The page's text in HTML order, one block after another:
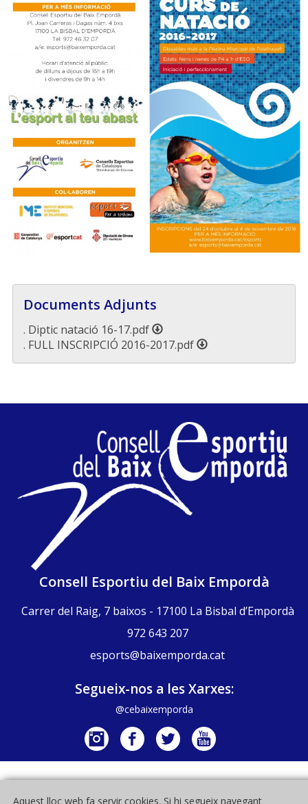
Documents Adjunts
. Diptic natació 16-17.pdf
. FULL INSCRIPCIÓ 2016-2017.pdf
Consell Esportiu del Baix Empordà
Carrer del Raig, 7 baixos - 17100 La Bisbal d’Empordà
972 643 207
esports@baixemporda.cat
Segueix-nos a les Xarxes:
@cebaixemporda
© 2021 Consell Esportiu del Baix Empordà - Tots els drets reservats
Aquest lloc web fa servir cookies. Si hi segueix navegant